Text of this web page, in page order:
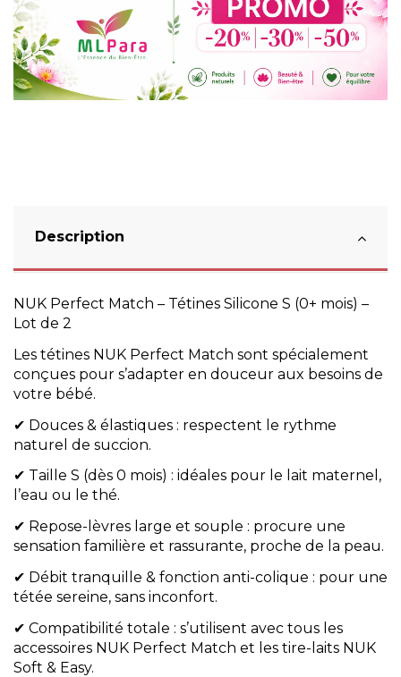
Description
NUK Perfect Match – Tétines Silicone S (0+ mois) –
Lot de 2
Les tétines NUK Perfect Match sont spécialement
conçues pour s’adapter en douceur aux besoins de
votre bébé.
✔ Douces & élastiques : respectent le rythme
naturel de succion.
✔ Taille S (dès 0 mois) : idéales pour le lait maternel,
l’eau ou le thé.
✔ Repose-lèvres large et souple : procure une
sensation familière et rassurante, proche de la peau.
✔ Débit tranquille & fonction anti-colique : pour une
tétée sereine, sans inconfort.
✔ Compatibilité totale : s’utilisent avec tous les
accessoires NUK Perfect Match et les tire-laits NUK
Soft & Easy.